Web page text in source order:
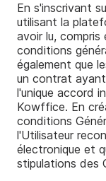
En s'inscrivant
utilisant la
avoir lu,
conditions
également que
un contrat
l'unique accord
Kowffice. En
conditions
l'Utilisateur
électronique et
stipulations des